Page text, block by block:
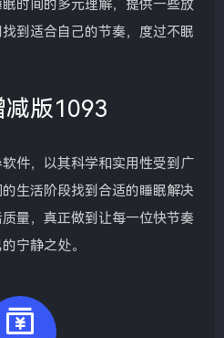
时间的多元理解，提供一些放
到适合自己的节奏，度过不眠
减版1093
件，以其科学和实用性受到广
生活阶段找到合适的睡眠解决
量，真正做到让每一位快节奏
宁静之处。